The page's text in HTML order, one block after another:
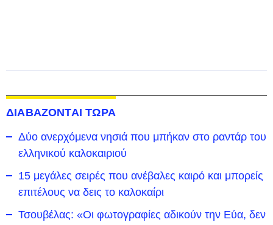
ΔΙΑΒΑΖΟΝΤΑΙ ΤΩΡΑ
Δύο ανερχόμενα νησιά που μπήκαν στο ραντάρ του
ελληνικού καλοκαιριού
15 μεγάλες σειρές που ανέβαλες καιρό και μπορείς
επιτέλους να δεις το καλοκαίρι
Τσουβέλας: «Οι φωτογραφίες αδικούν την Εύα, δεν